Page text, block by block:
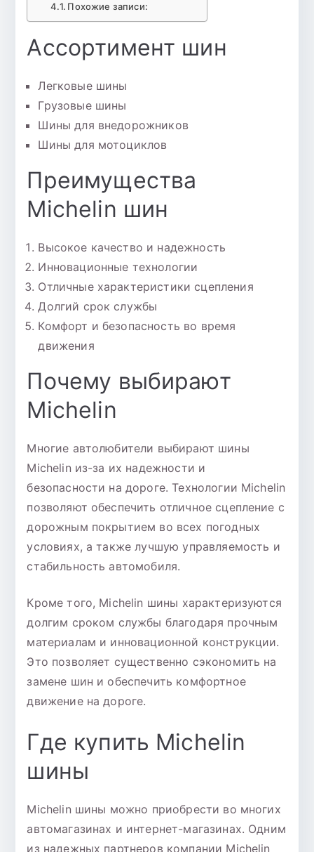
Похожие записи:
Ассортимент шин
Легковые шины
Грузовые шины
Шины для внедорожников
Шины для мотоциклов
Преимущества
Michelin шин
Высокое качество и надежность
Инновационные технологии
Отличные характеристики сцепления
Долгий срок службы
Комфорт и безопасность во время
движения
Почему выбирают
Michelin
Многие автолюбители выбирают шины
Michelin из-за их надежности и
безопасности на дороге. Технологии Michelin
позволяют обеспечить отличное сцепление с
дорожным покрытием во всех погодных
условиях, а также лучшую управляемость и
стабильность автомобиля.
Кроме того, Michelin шины характеризуются
долгим сроком службы благодаря прочным
материалам и инновационной конструкции.
Это позволяет существенно сэкономить на
замене шин и обеспечить комфортное
движение на дороге.
Где купить Michelin
шины
Michelin шины можно приобрести во многих
автомагазинах и интернет-магазинах. Одним
из надежных партнеров компании Michelin